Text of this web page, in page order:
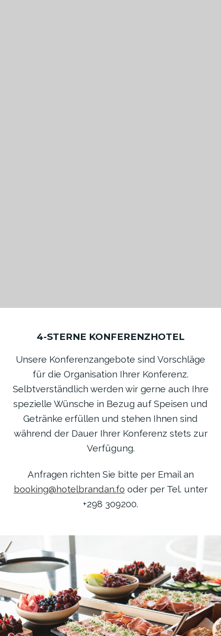
4-STERNE KONFERENZHOTEL
Unsere Konferenzangebote sind Vorschläge
für die Organisation Ihrer Konferenz.
Selbtverständlich werden wir gerne auch Ihre
spezielle Wünsche in Bezug auf Speisen und
Getränke erfüllen und stehen Ihnen sind
während der Dauer Ihrer Konferenz stets zur
Verfügung.
Anfragen richten Sie bitte per Email an
booking@hotelbrandan.fo oder per Tel. unter
+298 309200.